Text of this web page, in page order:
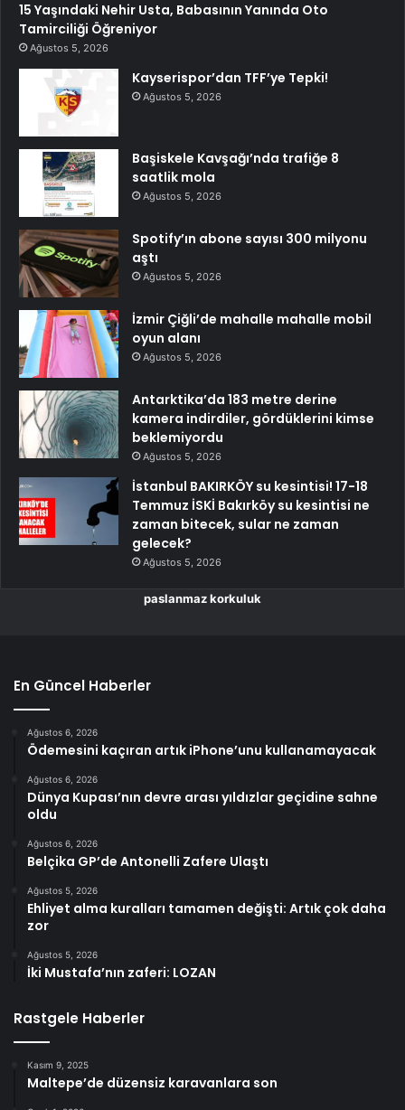
15 Yaşındaki Nehir Usta, Babasının Yanında Oto
Tamirciliği Öğreniyor
Ağustos 5, 2026
Kayserispor’dan TFF’ye Tepki!
Ağustos 5, 2026
Başiskele Kavşağı’nda trafiğe 8
saatlik mola
Ağustos 5, 2026
Spotify’ın abone sayısı 300 milyonu
aştı
Ağustos 5, 2026
İzmir Çiğli’de mahalle mahalle mobil
oyun alanı
Ağustos 5, 2026
Antarktika’da 183 metre derine
kamera indirdiler, gördüklerini kimse
beklemiyordu
Ağustos 5, 2026
İstanbul BAKIRKÖY su kesintisi! 17-18
Temmuz İSKİ Bakırköy su kesintisi ne
zaman bitecek, sular ne zaman
gelecek?
Ağustos 5, 2026
paslanmaz korkuluk
En Güncel Haberler
Ağustos 6, 2026
Ödemesini kaçıran artık iPhone’unu kullanamayacak
Ağustos 6, 2026
Dünya Kupası’nın devre arası yıldızlar geçidine sahne
oldu
Ağustos 6, 2026
Belçika GP’de Antonelli Zafere Ulaştı
Ağustos 5, 2026
Ehliyet alma kuralları tamamen değişti: Artık çok daha
zor
Ağustos 5, 2026
İki Mustafa’nın zaferi: LOZAN
Rastgele Haberler
Kasım 9, 2025
Maltepe’de düzensiz karavanlara son